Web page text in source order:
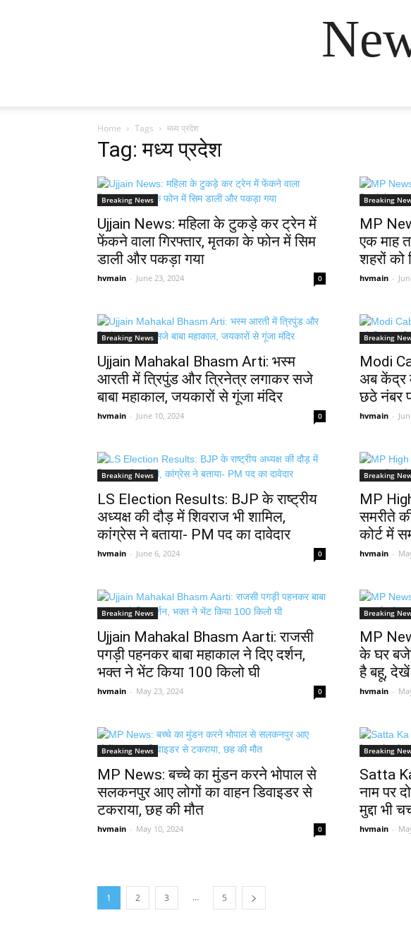
Home Tags मध्य प्रदेश
Tag: मध्य प्रदेश
Breaking News
Ujjain News: महिला के टुकड़े कर ट्रेन में
फेंकने वाला गिरफ्तार, मृतका के फोन में सिम
डाली और पकड़ा गया
hvmain - June 23, 2024 0
Breaking
MP
एक माह
शहरों को
hvmain -
Breaking News
Ujjain Mahakal Bhasm Arti: भस्म
आरती में त्रिपुंड और त्रिनेत्र लगाकर सजे
बाबा महाकाल, जयकारों से गूंजा मंदिर
hvmain - June 10, 2024 0
Breaking
Modi
अब केंद्र
छठे नंबर
hvmain -
Breaking News
LS Election Results: BJP के राष्ट्रीय
अध्यक्ष की दौड़ में शिवराज भी शामिल,
कांग्रेस ने बताया- PM पद का दावेदार
hvmain - June 6, 2024 0
Breaking
MP
समरीते की
कोर्ट में
hvmain -
Breaking News
Ujjain Mahakal Bhasm Aarti: राजसी
पगड़ी पहनकर बाबा महाकाल ने दिए दर्शन,
भक्त ने भेंट किया 100 किलो घी
hvmain - May 23, 2024 0
Breaking
MP
के घर
है बहू, देखें
hvmain -
Breaking News
MP News: बच्चे का मुंडन करने भोपाल से
सलकनपुर आए लोगों का वाहन डिवाइडर से
टकराया, छह की मौत
hvmain - May 10, 2024 0
Breaking
Satta
नाम पर
मुद्दा भी
hvmain -
1 2 3 ... 5